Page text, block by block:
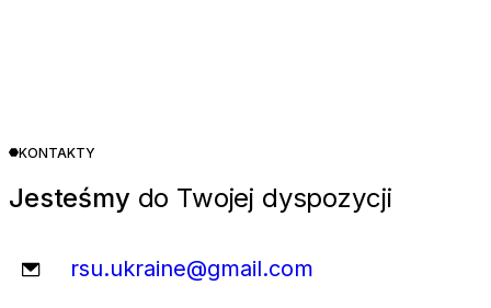
KONTAKTY
Jesteśmy do Twojej dyspozycji
rsu.ukraine@gmail.com